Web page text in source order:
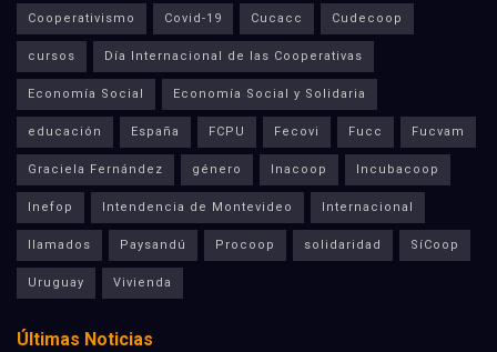
Cooperativismo Covid-19 Cucacc Cudecoop
cursos Día Internacional de las Cooperativas
Economía Social Economía Social y Solidaria
educación España FCPU Fecovi Fucc Fucvam
Graciela Fernández género Inacoop Incubacoop
Inefop Intendencia de Montevideo Internacional
llamados Paysandú Procoop solidaridad SíCoop
Uruguay Vivienda
Últimas Noticias